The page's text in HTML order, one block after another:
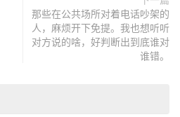
那些在公共场所对着电话吵架的
人，麻烦开下免提。我也想听听
对方说的啥，好判断出到底谁对
谁错。